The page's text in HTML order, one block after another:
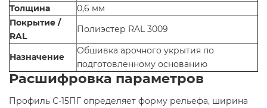
Толщина
0,6 мм
Покрытие /
RAL
Полиэстер RAL 3009
Назначение
Обшивка арочного укрытия по
подготовленному основанию
Расшифровка параметров
Профиль С-15ПГ определяет форму рельефа, ширина